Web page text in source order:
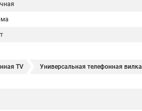
TV Универсальная телефонная вилка